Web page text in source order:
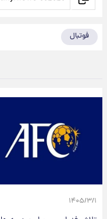
فوتبال
۱۴۰۵/۳/۱